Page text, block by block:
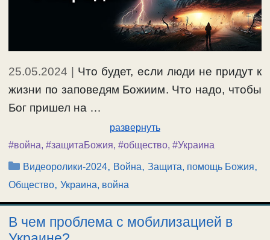
25.05.2024 | Что будет, если люди не придут к
жизни по заповедям Божиим. Что надо, чтобы
Бог пришел на …
развернуть
#война, #защитаБожия, #общество, #Украина
Рубрики
Видеоролики-2024, Война,Защита, помощь Божия,
Общество, Украина, война
В чем проблема с мобилизацией в